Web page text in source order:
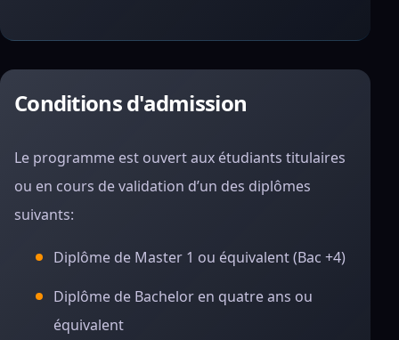
Conditions d'admission
Le programme est ouvert aux étudiants titulaires
ou en cours de validation d’un des diplômes
suivants:
Diplôme de Master 1 ou équivalent (Bac +4)
Diplôme de Bachelor en quatre ans ou
équivalent